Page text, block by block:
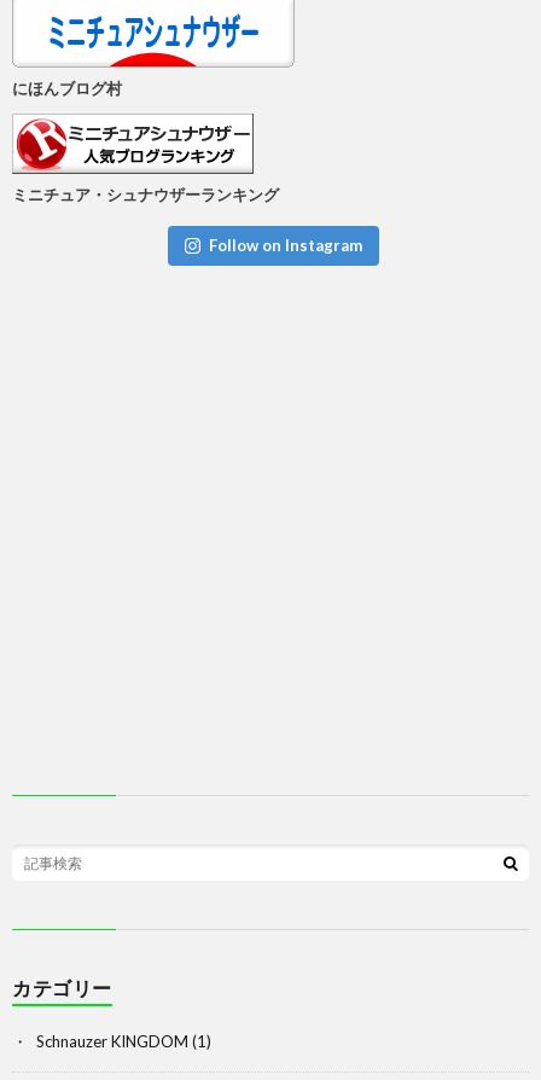
にほんブログ村
ミニチュア・シュナウザーランキング
Follow on Instagram
カテゴリー
Schnauzer KINGDOM (1)